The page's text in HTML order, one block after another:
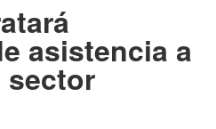
asistencia a
sector